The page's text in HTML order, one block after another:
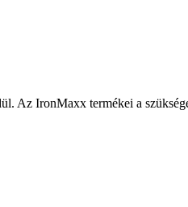
Az IronMaxx termékei a